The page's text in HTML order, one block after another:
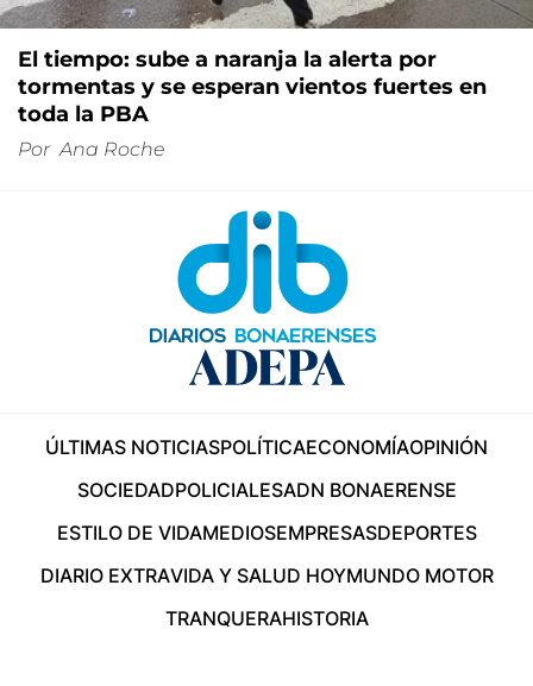
El tiempo: sube a naranja la alerta por
tormentas y se esperan vientos fuertes en
toda la PBA
Por Ana Roche
ÚLTIMAS NOTICIASPOLÍTICAECONOMÍAOPINIÓN
SOCIEDADPOLICIALESADN BONAERENSE
ESTILO DE VIDAMEDIOSEMPRESASDEPORTES
DIARIO EXTRAVIDA Y SALUD HOYMUNDO MOTOR
TRANQUERAHISTORIA